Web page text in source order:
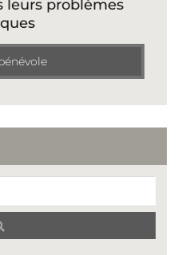
leurs problèmes